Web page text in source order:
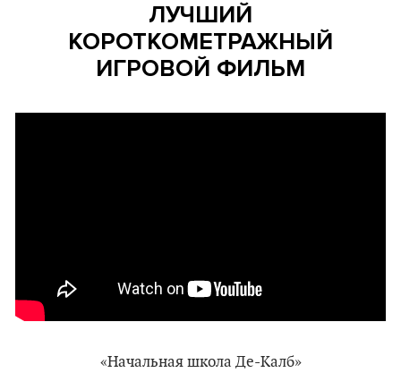
ЛУЧШИЙ
КОРОТКОМЕТРАЖНЫЙ
ИГРОВОЙ ФИЛЬМ
«Начальная школа Де-Калб»